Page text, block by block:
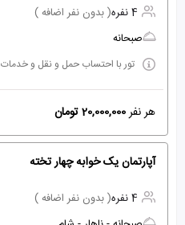
4 نفره
( بدون نفر اضافه )
صبحانه
تور با احتساب حمل و نقل و خدمات
هر نفر20,000,000 تومان
آپارتمان یک خوابه چهار تخته
4 نفره
( بدون نفر اضافه )